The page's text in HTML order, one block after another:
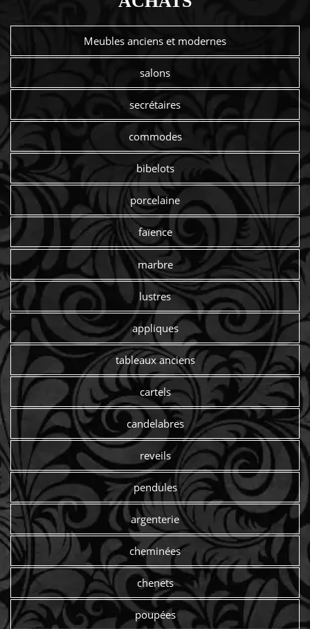
Meubles anciens et modernes
salons
secrétaires
commodes
bibelots
porcelaine
faïence
marbre
lustres
appliques
tableaux anciens
cartels
candelabres
reveils
pendules
argenterie
cheminées
chenets
poupées